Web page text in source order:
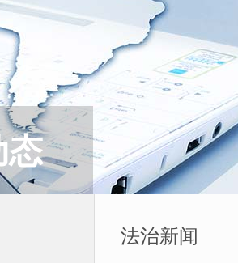
法治新闻